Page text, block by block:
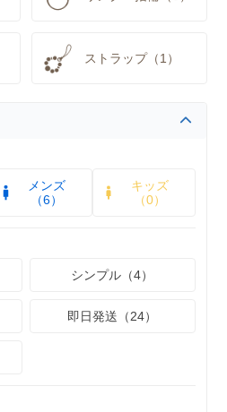
ストラップ（1）
メンズ
（6）
キッズ
（0）
シンプル（4）
即日発送（24）